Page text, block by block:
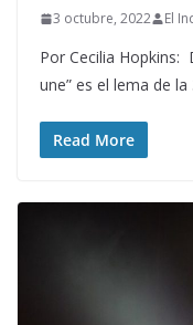
3 octubre, 2022 El
Por Cecilia Hopkins:
une” es el lema de
Read More